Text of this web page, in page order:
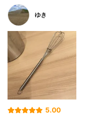
ゆき
5.00